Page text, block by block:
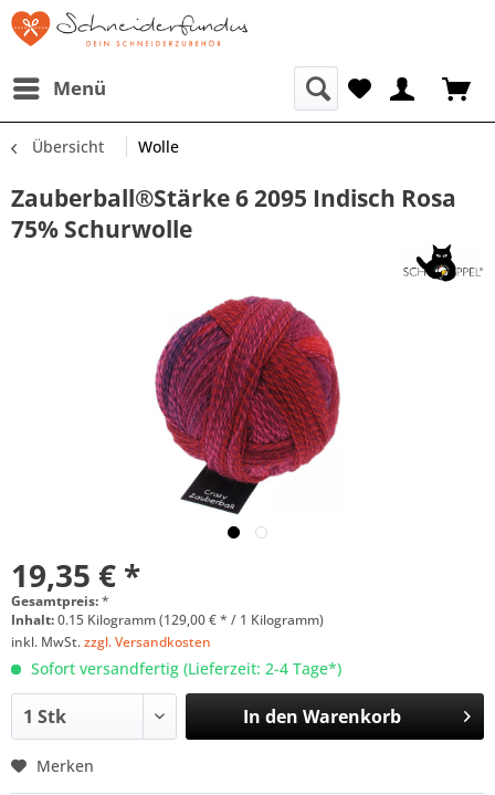
Menü
Übersicht Wolle
Zauberball®Stärke 6 2095 Indisch Rosa
75% Schurwolle
19,35 € *
Gesamtpreis:*
Inhalt:0.15 Kilogramm (129,00 € * / 1 Kilogramm)
inkl. MwSt.zzgl. Versandkosten
Sofort versandfertig (Lieferzeit: 2-4 Tage*)
In den Warenkorb
Merken